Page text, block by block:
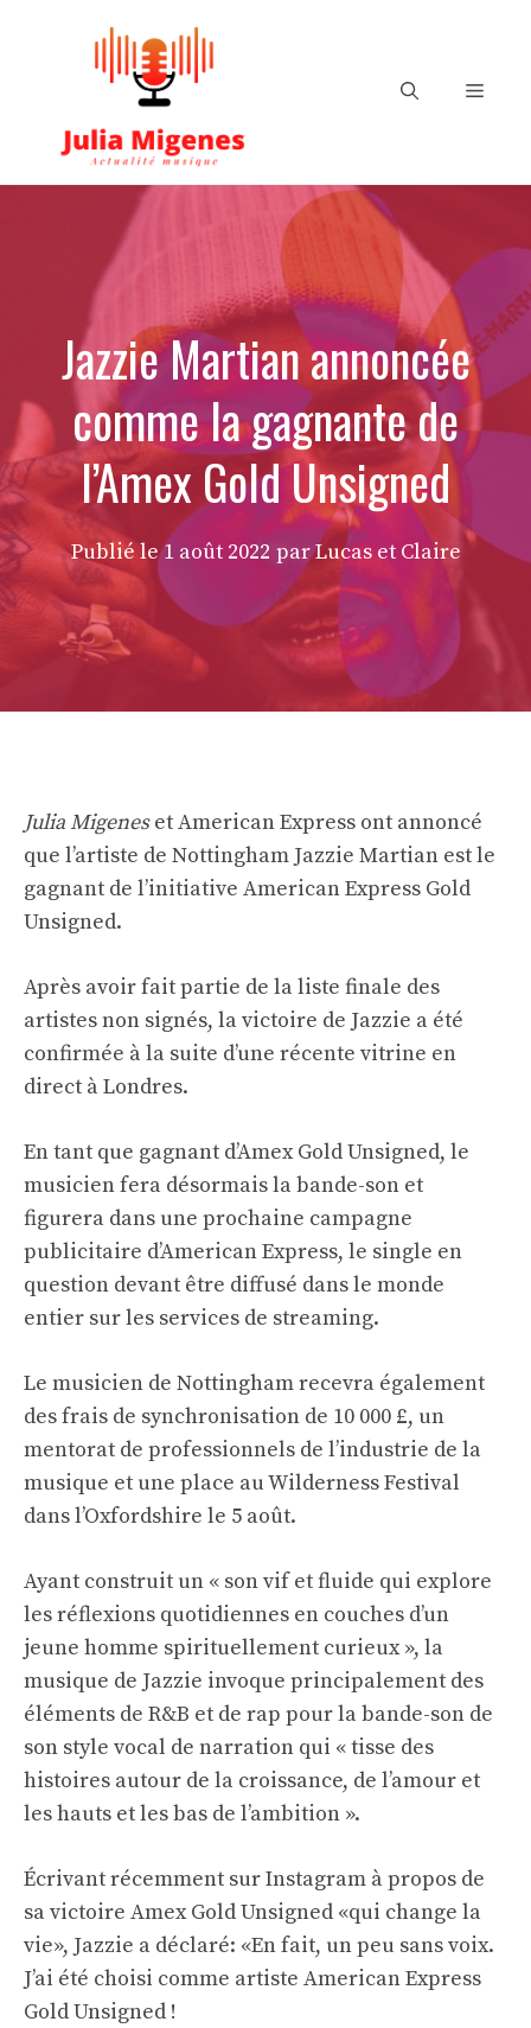
Menu
Jazzie Martian annoncée
comme la gagnante de
l’Amex Gold Unsigned
Publié le1 août 2022 par Lucas et Claire
Julia Migeneset American Express ont annoncé
que l’artiste de Nottingham Jazzie Martian est le
gagnant de l’initiative American Express Gold
Unsigned.
Après avoir fait partie de la liste finale des
artistes non signés, la victoire de Jazzie a été
confirmée à la suite d’une récente vitrine en
direct à Londres.
En tant que gagnant d’Amex Gold Unsigned, le
musicien fera désormais la bande-son et
figurera dans une prochaine campagne
publicitaire d’American Express, le single en
question devant être diffusé dans le monde
entier sur les services de streaming.
Le musicien de Nottingham recevra également
des frais de synchronisation de 10 000 £, un
mentorat de professionnels de l’industrie de la
musique et une place au Wilderness Festival
dans l’Oxfordshire le 5 août.
Ayant construit un « son vif et fluide qui explore
les réflexions quotidiennes en couches d’un
jeune homme spirituellement curieux », la
musique de Jazzie invoque principalement des
éléments de R&B et de rap pour la bande-son de
son style vocal de narration qui « tisse des
histoires autour de la croissance, de l’amour et
les hauts et les bas de l’ambition ».
Écrivant récemment sur Instagram à propos de
sa victoire Amex Gold Unsigned «qui change la
vie», Jazzie a déclaré: «En fait, un peu sans voix.
J’ai été choisi comme artiste American Express
Gold Unsigned !